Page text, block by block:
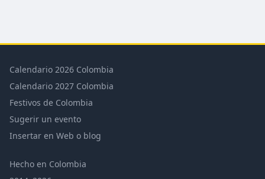
Calendario 2026 Colombia
Calendario 2027 Colombia
Festivos de Colombia
Sugerir un evento
Insertar en Web o blog
Hecho en Colombia